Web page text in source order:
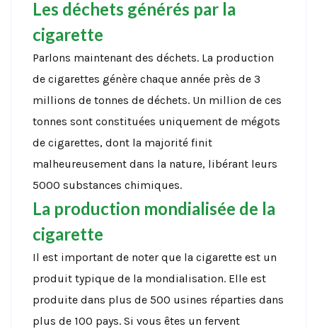
Les déchets générés par la
cigarette
Parlons maintenant des déchets. La production
de cigarettes génère chaque année près de 3
millions de tonnes de déchets. Un million de ces
tonnes sont constituées uniquement de mégots
de cigarettes, dont la majorité finit
malheureusement dans la nature, libérant leurs
5000 substances chimiques.
La production mondialisée de la
cigarette
Il est important de noter que la cigarette est un
produit typique de la mondialisation. Elle est
produite dans plus de 500 usines réparties dans
plus de 100 pays. Si vous êtes un fervent